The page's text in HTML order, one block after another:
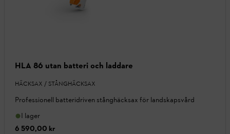
HLA 86 utan batteri och laddare
HÄCKSAX / STÅNGHÄCKSAX
Professionell batteridriven stånghäcksax för landskapsvård
I lager
6 590,00 kr